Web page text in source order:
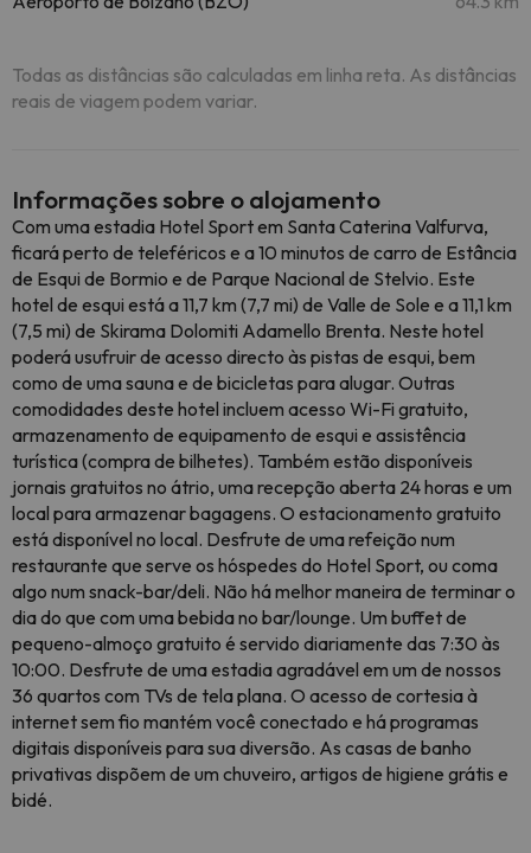
Todas as distâncias são calculadas em linha reta. As distâncias
reais de viagem podem variar.
Informações sobre o alojamento
Com uma estadia Hotel Sport em Santa Caterina Valfurva,
ficará perto de teleféricos e a 10 minutos de carro de Estância
de Esqui de Bormio e de Parque Nacional de Stelvio. Este
hotel de esqui está a 11,7 km (7,7 mi) de Valle de Sole e a 11,1 km
(7,5 mi) de Skirama Dolomiti Adamello Brenta. Neste hotel
poderá usufruir de acesso directo às pistas de esqui, bem
como de uma sauna e de bicicletas para alugar. Outras
comodidades deste hotel incluem acesso Wi-Fi gratuito,
armazenamento de equipamento de esqui e assistência
turística (compra de bilhetes). Também estão disponíveis
jornais gratuitos no átrio, uma recepção aberta 24 horas e um
local para armazenar bagagens. O estacionamento gratuito
está disponível no local. Desfrute de uma refeição num
restaurante que serve os hóspedes do Hotel Sport, ou coma
algo num snack-bar/deli. Não há melhor maneira de terminar o
dia do que com uma bebida no bar/lounge. Um buffet de
pequeno-almoço gratuito é servido diariamente das 7:30 às
10:00. Desfrute de uma estadia agradável em um de nossos
36 quartos com TVs de tela plana. O acesso de cortesia à
internet sem fio mantém você conectado e há programas
digitais disponíveis para sua diversão. As casas de banho
privativas dispõem de um chuveiro, artigos de higiene grátis e
bidé.